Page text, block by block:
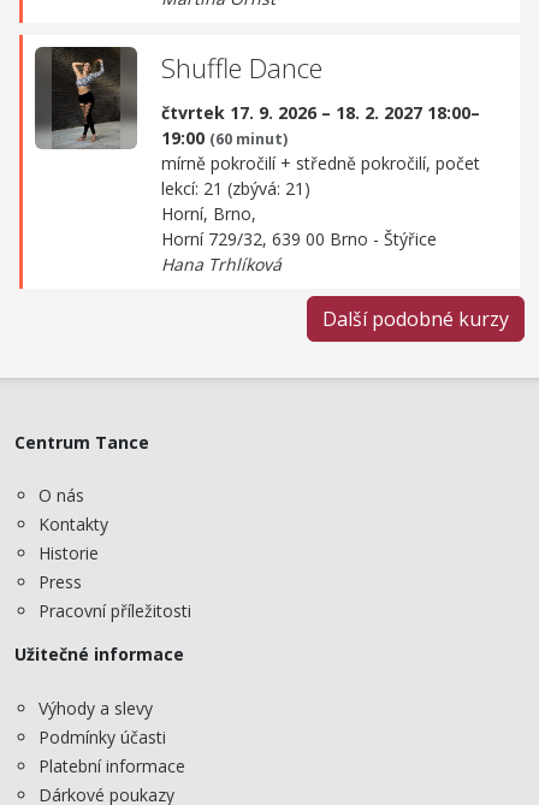
Shuffle Dance
čtvrtek 17. 9. 2026 – 18. 2. 2027 18:00–
19:00 (60 minut)
mírně pokročilí + středně pokročilí, počet
lekcí: 21 (zbývá: 21)
Horní, Brno,
Horní 729/32, 639 00 Brno - Štýřice
Hana Trhlíková
Další podobné kurzy
Centrum Tance
O nás
Kontakty
Historie
Press
Pracovní příležitosti
Užitečné informace
Výhody a slevy
Podmínky účasti
Platební informace
Dárkové poukazy